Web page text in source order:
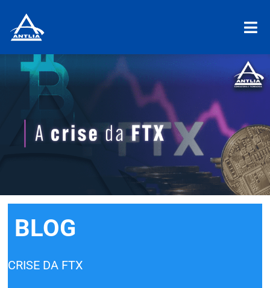
BLOG
CRISE DA FTX